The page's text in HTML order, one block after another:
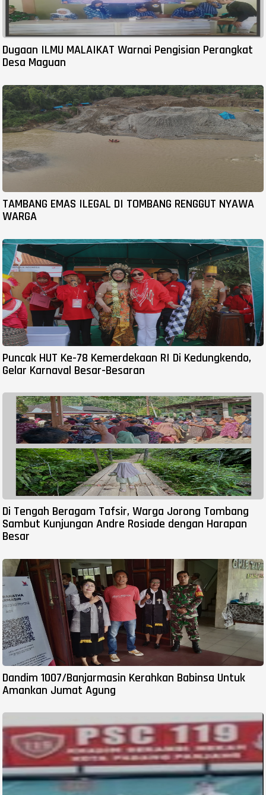
Dugaan ILMU MALAIKAT Warnai Pengisian Perangkat
Desa Maguan
TAMBANG EMAS ILEGAL DI TOMBANG RENGGUT NYAWA
WARGA
Puncak HUT Ke-78 Kemerdekaan RI Di Kedungkendo,
Gelar Karnaval Besar-Besaran
Di Tengah Beragam Tafsir, Warga Jorong Tombang
Sambut Kunjungan Andre Rosiade dengan Harapan
Besar
Dandim 1007/Banjarmasin Kerahkan Babinsa Untuk
Amankan Jumat Agung